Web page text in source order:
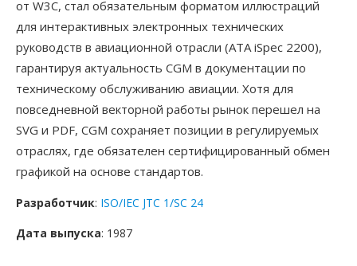
от W3C, стал обязательным форматом иллюстраций
для интерактивных электронных технических
руководств в авиационной отрасли (ATA iSpec 2200),
гарантируя актуальность CGM в документации по
техническому обслуживанию авиации. Хотя для
повседневной векторной работы рынок перешел на
SVG и PDF, CGM сохраняет позиции в регулируемых
отраслях, где обязателен сертифицированный обмен
графикой на основе стандартов.
Разработчик: ISO/IEC JTC 1/SC 24
Дата выпуска: 1987